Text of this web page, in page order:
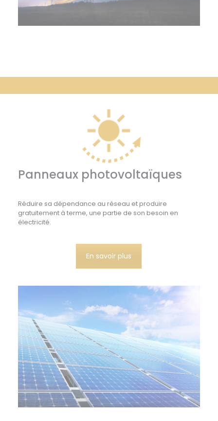
Panneaux photovoltaïques
Réduire sa dépendance au réseau et produire
gratuitement à terme, une partie de son besoin en
électricité.
En savoir plus